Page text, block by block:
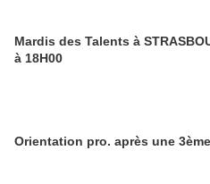
Mardis des Talents à
à 18H00
Orientation pro. après une